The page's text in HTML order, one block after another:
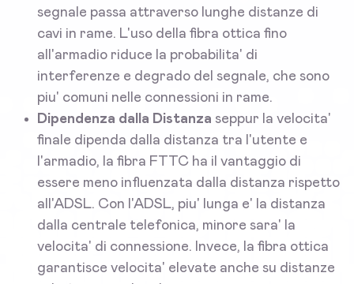
segnale passa attraverso lunghe distanze di
cavi in rame. L'uso della fibra ottica fino
all'armadio riduce la probabilita' di
interferenze e degrado del segnale, che sono
piu' comuni nelle connessioni in rame.
Dipendenza dalla Distanza seppur la velocita'
finale dipenda dalla distanza tra l'utente e
l'armadio, la fibra FTTC ha il vantaggio di
essere meno influenzata dalla distanza rispetto
all'ADSL. Con l'ADSL, piu' lunga e' la distanza
dalla centrale telefonica, minore sara' la
velocita' di connessione. Invece, la fibra ottica
garantisce velocita' elevate anche su distanze